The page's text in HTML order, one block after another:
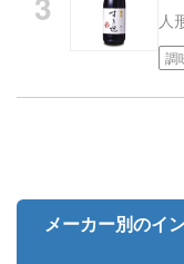
人
調
メーカー別のイ